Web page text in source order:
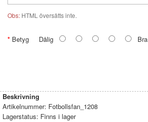
Obs: HTML översätts inte.
Betyg Dålig Bra
Beskrivning
Artikelnummer: Fotbollsfan_1208
Lagerstatus: Finns i lager